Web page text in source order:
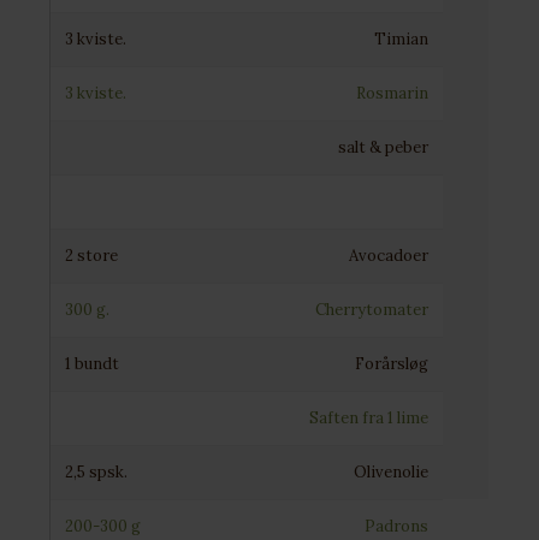
3 kviste. Timian
3 kviste. Rosmarin
salt & peber
2 store Avocadoer
300 g. Cherrytomater
1 bundt Forårsløg
Saften fra 1 lime
2,5 spsk. Olivenolie
200-300 g Padrons